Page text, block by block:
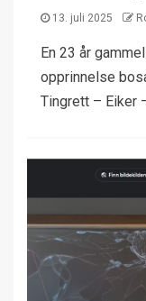
13. juli 2025
En 23 år
opprinnelse
Tingrett – Eiker